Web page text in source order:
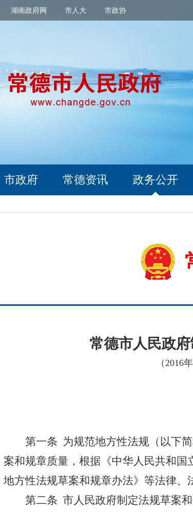
湖南政府网 市人大 市政协
市政府 常德资讯 政务公开
常德市人民政
（2016
第一条 为规范地方性法规（以下
案和规章质量，根据《中华人民共和
地方性法规草案和规章办法》等法律、
第二条 市人民政府制定法规草案